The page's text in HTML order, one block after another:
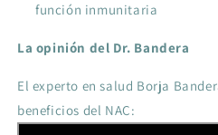
función inmunitaria
La opinión del Dr. Bandera
El experto en salud Borja
beneficios del NAC: